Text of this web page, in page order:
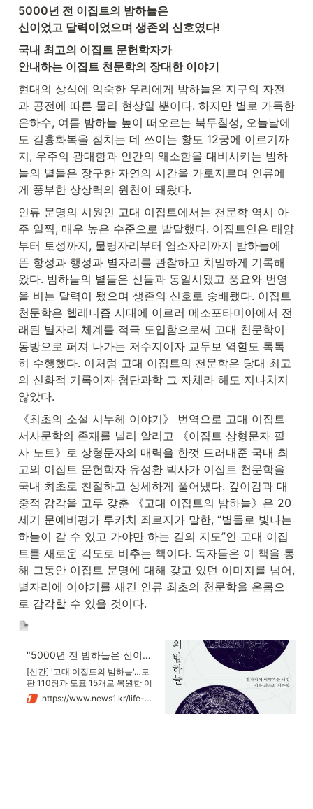
5000년 전 이집트의 밤하늘은
신이었고 달력이었으며 생존의 신호였다!
국내 최고의 이집트 문헌학자가
안내하는 이집트 천문학의 장대한 이야기
현대의 상식에 익숙한 우리에게 밤하늘은 지구의 자전
과 공전에 따른 물리 현상일 뿐이다. 하지만 별로 가득한
은하수, 여름 밤하늘 높이 떠오르는 북두칠성, 오늘날에
도 길흉화복을 점치는 데 쓰이는 황도 12궁에 이르기까
지, 우주의 광대함과 인간의 왜소함을 대비시키는 밤하
늘의 별들은 장구한 자연의 시간을 가로지르며 인류에
게 풍부한 상상력의 원천이 돼왔다.
인류 문명의 시원인 고대 이집트에서는 천문학 역시 아
주 일찍, 매우 높은 수준으로 발달했다. 이집트인은 태양
부터 토성까지, 물병자리부터 염소자리까지 밤하늘에
뜬 항성과 행성과 별자리를 관찰하고 치밀하게 기록해
왔다. 밤하늘의 별들은 신들과 동일시됐고 풍요와 번영
을 비는 달력이 됐으며 생존의 신호로 숭배됐다. 이집트
천문학은 헬레니즘 시대에 이르러 메소포타미아에서 전
래된 별자리 체계를 적극 도입함으로써 고대 천문학이
동방으로 퍼져 나가는 저수지이자 교두보 역할도 톡톡
히 수행했다. 이처럼 고대 이집트의 천문학은 당대 최고
의 신화적 기록이자 첨단과학 그 자체라 해도 지나치지
않았다.
《최초의 소설 시누헤 이야기》 번역으로 고대 이집트
서사문학의 존재를 널리 알리고 《이집트 상형문자 필
사 노트》로 상형문자의 매력을 한껏 드러내준 국내 최
고의 이집트 문헌학자 유성환 박사가 이집트 천문학을
국내 최초로 친절하고 상세하게 풀어냈다. 깊이감과 대
중적 감각을 고루 갖춘 《고대 이집트의 밤하늘》은 20
세기 문예비평가 루카치 죄르지가 말한, “별들로 빛나는
하늘이 갈 수 있고 가야만 하는 길의 지도”인 고대 이집
트를 새로운 각도로 비추는 책이다. 독자들은 이 책을 통
해 그동안 이집트 문명에 대해 갖고 있던 이미지를 넘어,
별자리에 이야기를 새긴 인류 최초의 천문학을 온몸으
로 감각할 수 있을 것이다.
"5000년 전 밤하늘은 신이자 달력이었다"…피라미드·역법에 숨겨진 우주
[신간] '고대 이집트의 밤하늘'…도
판 110장과 도표 15개로 복원한 이
집트 천문학 천랑성·태양력·황도 12
궁부터 세종 대의 '칠정산외편'까
https://www.news1.kr/life-culture/book/6127855